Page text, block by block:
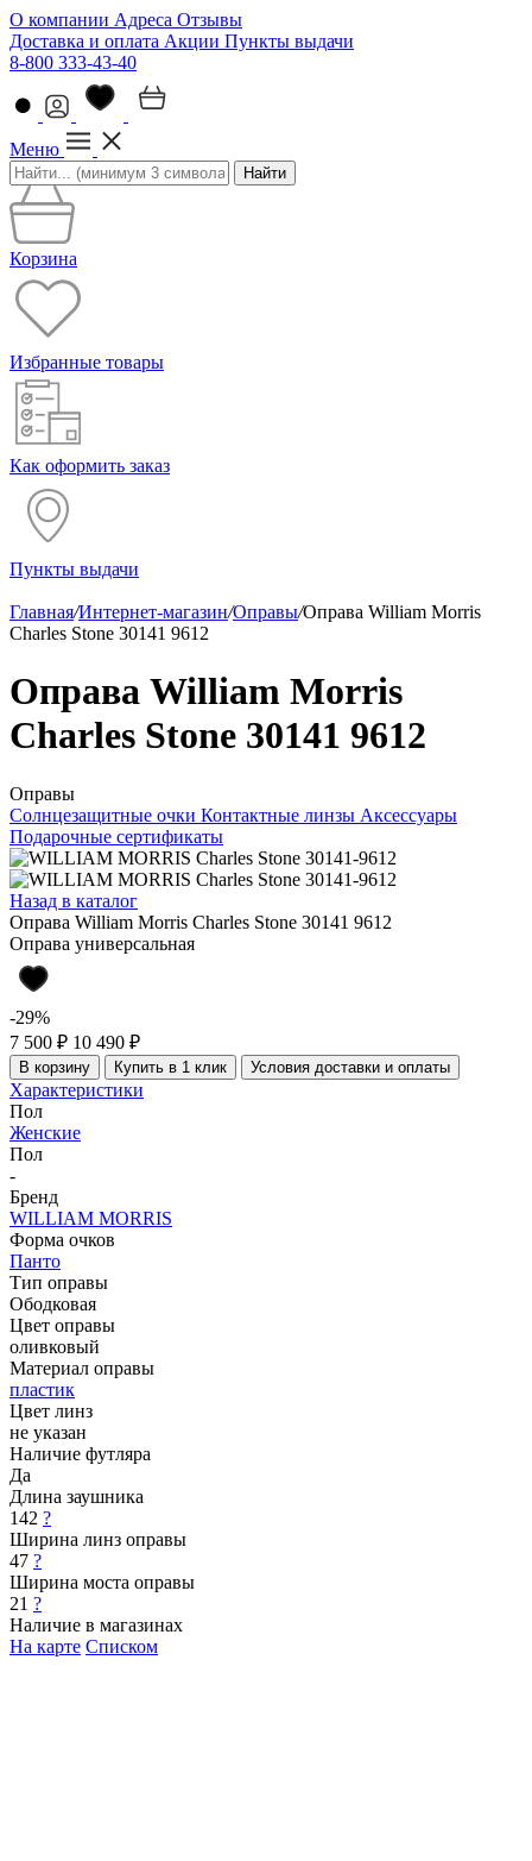
О компании Адреса Отзывы
Доставка и оплата Акции Пункты выдачи
8-800 333-43-40
Меню
Найти
Корзина
Избранные товары
Как оформить заказ
Пункты выдачи
Главная/Интернет-магазин/Оправы/Оправа William Morris
Charles Stone 30141 9612
Оправа William Morris
Charles Stone 30141 9612
Оправы
Солнцезащитные очки Контактные линзы Аксессуары
Подарочные сертификаты
Назад в каталог
Оправа William Morris Charles Stone 30141 9612
Оправа универсальная
-29%
7 500 ₽ 10 490 ₽
В корзину Купить в 1 клик Условия доставки и оплаты
Характеристики
Пол
Женские
Пол
-
Бренд
WILLIAM MORRIS
Форма очков
Панто
Тип оправы
Ободковая
Цвет оправы
оливковый
Материал оправы
пластик
Цвет линз
не указан
Наличие футляра
Да
Длина заушника
142 ?
Ширина линз оправы
47 ?
Ширина моста оправы
21 ?
Наличие в магазинах
На карте Списком